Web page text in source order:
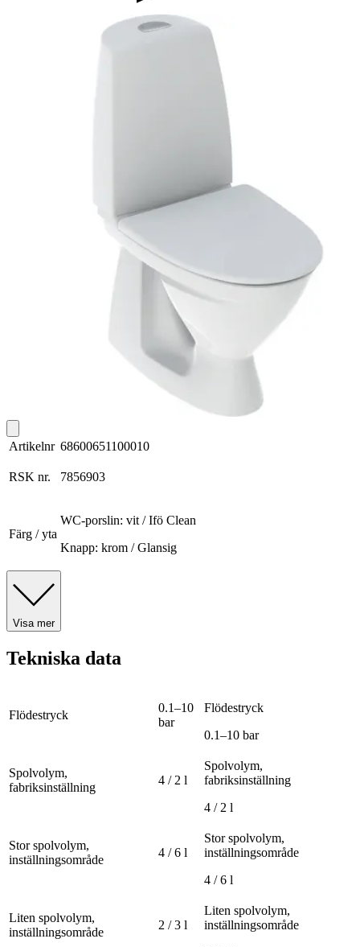
Artikelnr 68600651100010
RSK nr. 7856903
Färg / yta
WC-porslin: vit / Ifö Clean
Knapp: krom / Glansig
Visa mer
Tekniska data
Flödestryck
0.1–10
bar
Flödestryck
0.1–10 bar
Spolvolym,
fabriksinställning
4 / 2 l
Spolvolym,
fabriksinställning
4 / 2 l
Stor spolvolym,
inställningsområde
4 / 6 l
Stor spolvolym,
inställningsområde
4 / 6 l
Liten spolvolym,
inställningsområde
2 / 3 l
Liten spolvolym,
inställningsområde